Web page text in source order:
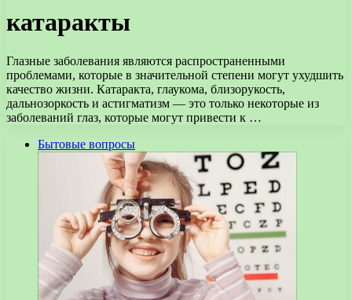
катаракты
Глазные заболевания являются распространенными
проблемами, которые в значительной степени могут ухудшить
качество жизни. Катаракта, глаукома, близорукость,
дальнозоркость и астигматизм — это только некоторые из
заболеваний глаз, которые могут привести к …
Бытовые вопросы